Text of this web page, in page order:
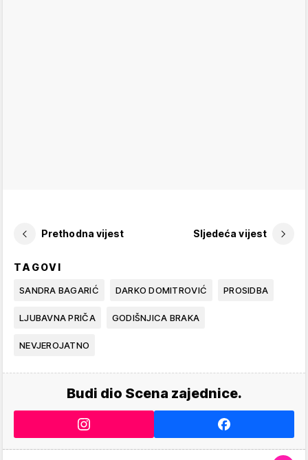
Prethodna vijest Sljedeća vijest
TAGOVI
SANDRA BAGARIĆ DARKO DOMITROVIĆ PROSIDBA
LJUBAVNA PRIČA GODIŠNJICA BRAKA
NEVJEROJATNO
Budi dio Scena zajednice.